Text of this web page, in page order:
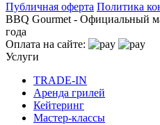
Публичная оферта Политика
BBQ Gourmet - Официальный
года
Оплата на сайте:
Услуги
TRADE-IN
Аренда грилей
Кейтеринг
Мастер-классы